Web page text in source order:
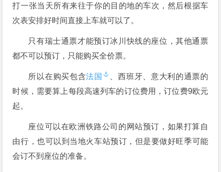
打一张当天所有来往于你的目的地的车次，然后根据车
次表安排好时间直接上车就可以了。
只有瑞士通票才能预订冰川快线的座位，其他通票
都不可以预订，只能购买全价票。
所以在购买包含法国
、西班牙、意大利的通票的
时候，需要算上每段高速列车的订位费用，订位费9欧元
起。
座位可以在欧洲铁路公司的网站预订，如果打算自
由行，也可以到当地火车站预订，但是要做好旺季可能
会订不到座位的准备。